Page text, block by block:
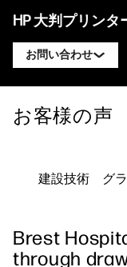
HP 大判プリン
お問い合わせ
HP DesignJet エ
HP Latex エキス
PrintOS エキス
HP DesignJet テクニ
HP PageWide XL プ
HP Stitch プリンター
ソリューションとサー
HP PrintOS プロダク
セキュリティ
リソース
ブログ
お客様の声
Filter category
建設技術 グ
Brest
through